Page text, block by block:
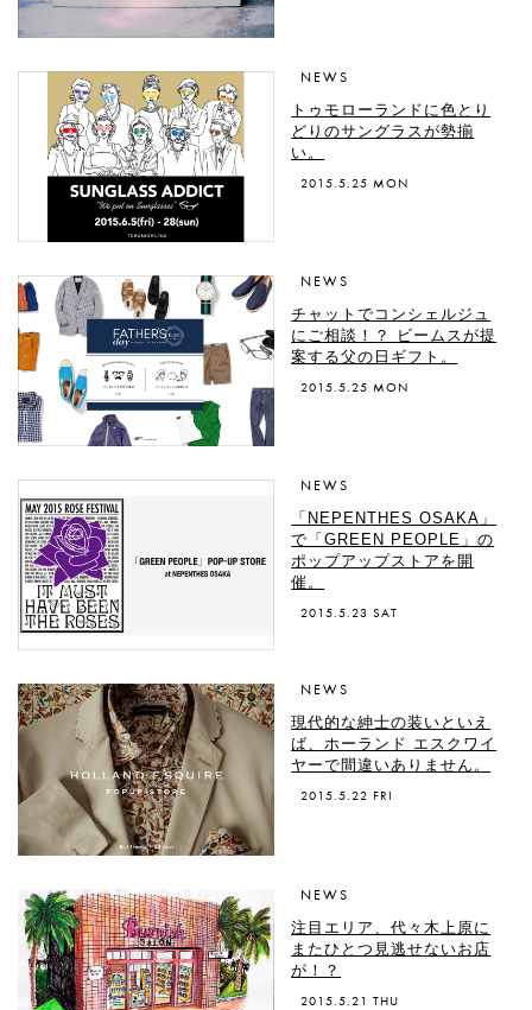
NEWS
トゥモローランドに色とり
どりのサングラスが勢揃
い。
2015.5.25 MON
NEWS
チャットでコンシェルジュ
にご相談！？ ビームスが提
案する父の日ギフト。
2015.5.25 MON
NEWS
「NEPENTHES OSAKA」
で「GREEN PEOPLE」の
ポップアップストアを開
催。
2015.5.23 SAT
NEWS
現代的な紳士の装いといえ
ば、ホーランド エスクワイ
ヤーで間違いありません。
2015.5.22 FRI
NEWS
注目エリア、代々木上原に
またひとつ見逃せないお店
が！？
2015.5.21 THU